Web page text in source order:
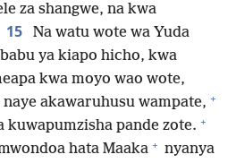
za shangwe, na kwa
15
Na watu wote wa Yuda
ya kiapo hicho, kwa
kwa moyo wao wote,
akawaruhusu wampate, +
kuwapumzisha pande zote. +
hata Maaka + nyanya